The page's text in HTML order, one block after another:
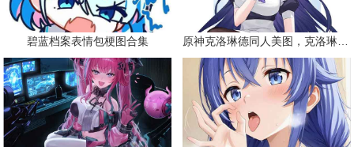
碧蓝档案表情包梗图合集